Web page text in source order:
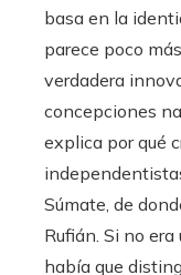
basa en la
parece poco
verdadera
concepciones
explica por qué
Súmate, de
Rufián. Si no
había que